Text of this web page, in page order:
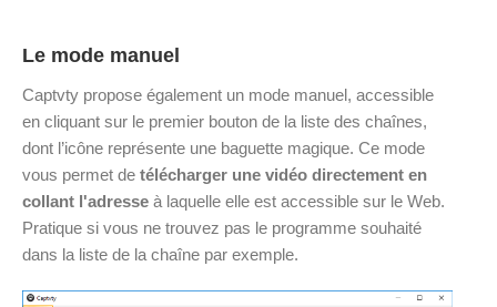
Le mode manuel
Captvty propose également un mode manuel, accessible
en cliquant sur le premier bouton de la liste des chaînes,
dont l’icône représente une baguette magique. Ce mode
vous permet de télécharger une vidéo directement en
collant l'adresse à laquelle elle est accessible sur le Web.
Pratique si vous ne trouvez pas le programme souhaité
dans la liste de la chaîne par exemple.